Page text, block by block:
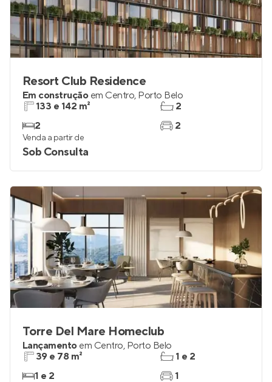
Resort Club Residence
Em construção em Centro, Porto Belo
133 e 142 m²
2
2
2
Venda a partir de
Sob Consulta
Torre Del Mare Homeclub
Lançamento em Centro, Porto Belo
39 e 78 m²
1 e 2
1 e 2
1